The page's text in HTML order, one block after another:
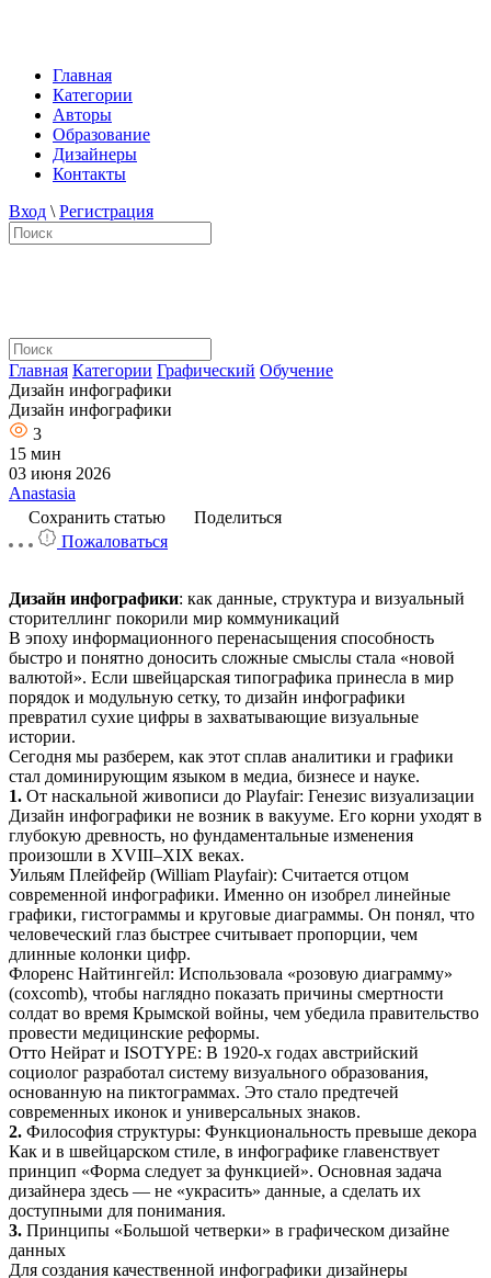
Главная
Категории
Авторы
Образование
Дизайнеры
Контакты
Вход \ Регистрация
Главная Категории Графический Обучение
Дизайн инфографики
Дизайн инфографики
3
15 мин
03 июня 2026
Anastasia
Сохранить статью
Поделиться
Пожаловаться
Дизайн инфографики: как данные, структура и визуальный
сторителлинг покорили мир коммуникаций
В эпоху информационного перенасыщения способность
быстро и понятно доносить сложные смыслы стала «новой
валютой». Если швейцарская типографика принесла в мир
порядок и модульную сетку, то дизайн инфографики
превратил сухие цифры в захватывающие визуальные
истории.
Сегодня мы разберем, как этот сплав аналитики и графики
стал доминирующим языком в медиа, бизнесе и науке.
1. От наскальной живописи до Playfair: Генезис визуализации
Дизайн инфографики не возник в вакууме. Его корни уходят в
глубокую древность, но фундаментальные изменения
произошли в XVIII–XIX веках.
Уильям Плейфейр (William Playfair): Считается отцом
современной инфографики. Именно он изобрел линейные
графики, гистограммы и круговые диаграммы. Он понял, что
человеческий глаз быстрее считывает пропорции, чем
длинные колонки цифр.
Флоренс Найтингейл: Использовала «розовую диаграмму»
(coxcomb), чтобы наглядно показать причины смертности
солдат во время Крымской войны, чем убедила правительство
провести медицинские реформы.
Отто Нейрат и ISOTYPE: В 1920-х годах австрийский
социолог разработал систему визуального образования,
основанную на пиктограммах. Это стало предтечей
современных иконок и универсальных знаков.
2. Философия структуры: Функциональность превыше декора
Как и в швейцарском стиле, в инфографике главенствует
принцип «Форма следует за функцией». Основная задача
дизайнера здесь — не «украсить» данные, а сделать их
доступными для понимания.
3. Принципы «Большой четверки» в графическом дизайне
данных
Для создания качественной инфографики дизайнеры